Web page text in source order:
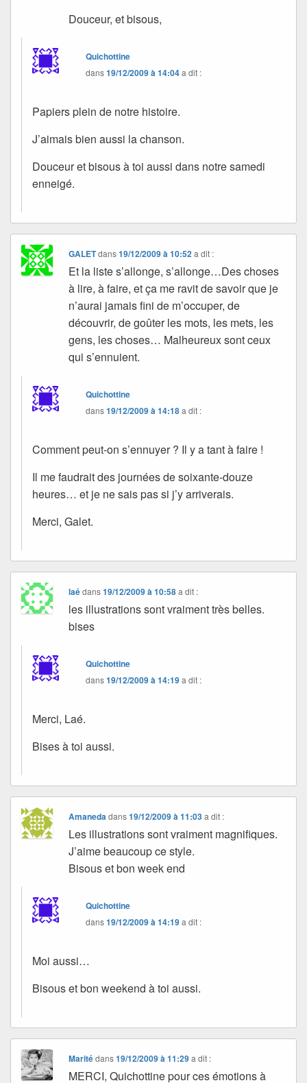
Douceur, et bisous,
Quichottine
dans19/12/2009 à 14:04a dit :
Papiers plein de notre histoire.
J’aimais bien aussi la chanson.
Douceur et bisous à toi aussi dans notre samedi
enneigé.
GALETdans19/12/2009 à 10:52 a dit :
Et la liste s’allonge, s’allonge…Des choses
à lire, à faire, et ça me ravit de savoir que je
n’aurai jamais fini de m’occuper, de
découvrir, de goûter les mots, les mets, les
gens, les choses… Malheureux sont ceux
qui s’ennuient.
Quichottine
dans19/12/2009 à 14:18a dit :
Comment peut-on s’ennuyer ? Il y a tant à faire !
Il me faudrait des journées de soixante-douze
heures… et je ne sais pas si j’y arriverais.
Merci, Galet.
laédans19/12/2009 à 10:58 a dit :
les illustrations sont vraiment très belles.
bises
Quichottine
dans19/12/2009 à 14:19a dit :
Merci, Laé.
Bises à toi aussi.
Amaneda dans19/12/2009 à 11:03 a dit :
Les illustrations sont vraiment magnifiques.
J’aime beaucoup ce style.
Bisous et bon week end
Quichottine
dans19/12/2009 à 14:19a dit :
Moi aussi…
Bisous et bon weekend à toi aussi.
Maritédans19/12/2009 à 11:29 a dit :
MERCI, Quichottine pour ces émotions à